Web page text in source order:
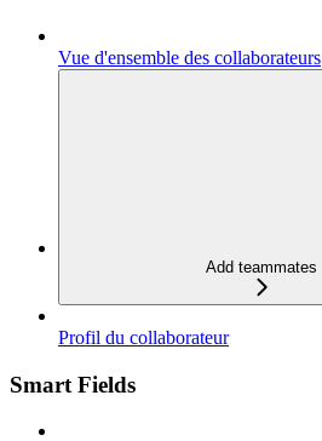
Vue d'ensemble des collaborateurs
Add teammates
Profil du collaborateur
Smart Fields